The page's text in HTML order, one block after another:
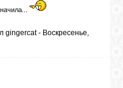
gingercat- Воскресенье,